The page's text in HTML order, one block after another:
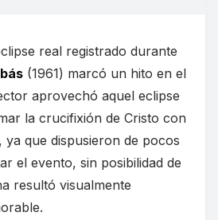
real registrado durante
(1961) marcó un hito en el
aprovechó aquel eclipse
la crucifixión de Cristo con
ya que dispusieron de pocos
el evento, sin posibilidad de
resultó visualmente